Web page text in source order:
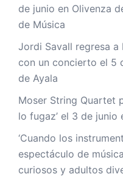
de junio en Olivenza
de Música
Jordi Savall regresa a
con un concierto el 5
de Ayala
Moser String Quartet
lo fugaz’ el 3 de
‘Cuando los
espectáculo de
curiosos y adultos